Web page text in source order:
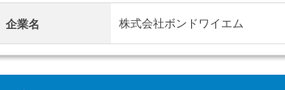
企業名 株式会社ボンドワイエム